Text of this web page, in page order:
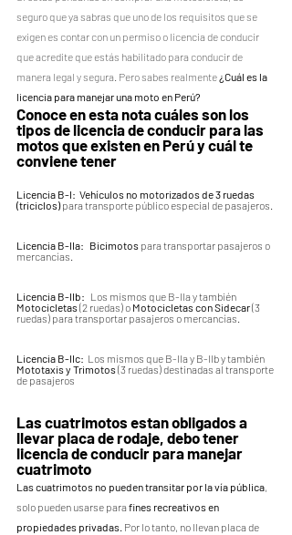
seguro que ya sabras que uno de los requisitos que se
exigen es contar con un permiso o licencia de conducir
que acredite que estás habilitado para conducir de
manera legal y segura. Pero sabes realmente ¿Cuál es la
licencia para manejar una moto en Perú?
Conoce en esta nota cuáles son los
tipos de licencia de conducir para las
motos que existen en Perú y cuál te
conviene tener
Licencia B-I:  Vehículos no motorizados de 3 ruedas
(triciclos) para transporte público especial de pasajeros.
Licencia B-IIa:   Bicimotos para transportar pasajeros o
mercancías.
Licencia B-IIb: Los mismos que B-IIa y también
Motocicletas (2 ruedas) o Motocicletas con Sidecar (3
ruedas) para transportar pasajeros o mercancías.
Licencia B-IIc: Los mismos que B-IIa y B-IIb y también
Mototaxis y Trimotos (3 ruedas) destinadas al transporte
de pasajeros
Las cuatrimotos estan obligados a
llevar placa de rodaje, debo tener
licencia de conducir para manejar
cuatrimoto
Las cuatrimotos no pueden transitar por la vía pública,
solo pueden usarse para fines recreativos en
propiedades privadas. Por lo tanto, no llevan placa de